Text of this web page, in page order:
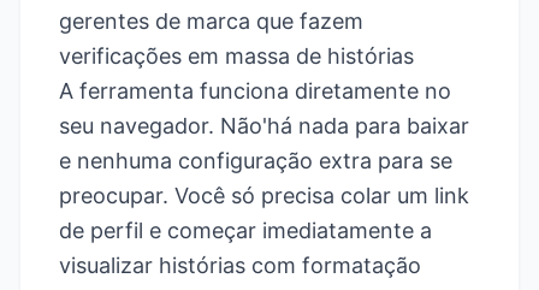
gerentes de marca que fazem
verificações em massa de histórias
A ferramenta funciona diretamente no
seu navegador. Não'há nada para baixar
e nenhuma configuração extra para se
preocupar. Você só precisa colar um link
de perfil e começar imediatamente a
visualizar histórias com formatação